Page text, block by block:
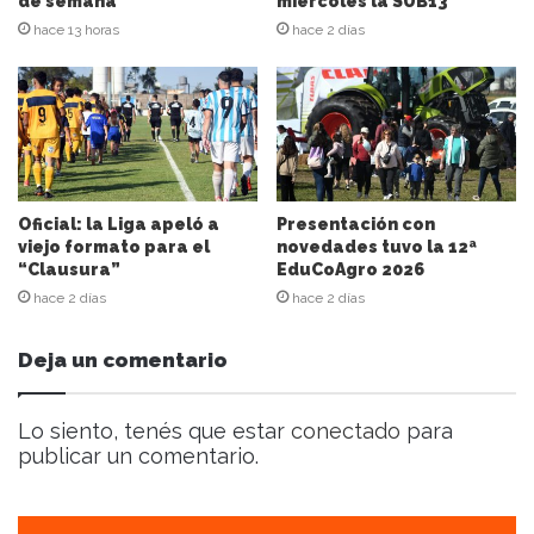
d
c
o
r
r
e
o
e
l
e
c
ó
n
i
c
hace 13 horas hace 2 días
Oficial: la Liga apeló a
viejo formato para el
“Clausura”
hace 2 días
Presentación con
novedades tuvo la 12ª
EduCoAgro 2026
hace 2 días
Deja un comentario
Lo siento, tenés que estar conectado para
publicar un comentario.